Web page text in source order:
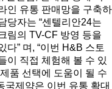
인 유통 판매망을 구축하
당자는 “센텔리안24는
림의 TV-CF 방영 등을
” 며, “이번 H&B 스토
이 직접 체험해 볼 수 있
품 선택에 도움이 될 수
국제약은 이번 유통 확대